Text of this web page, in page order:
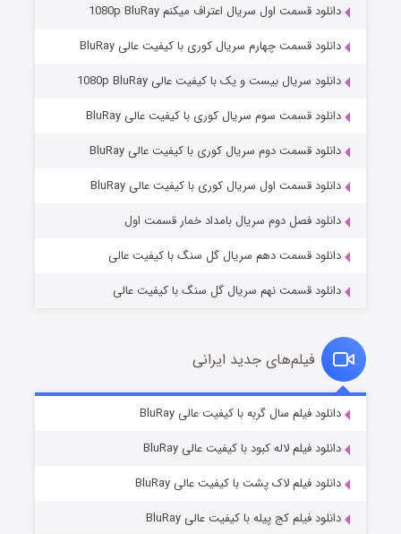
مردگان متحرک: شهر مرده ۳
قسمت۲ (زیرنویس) منتشر شد
قسمت۷ (زیرنویس) منتشر شد
دانلود قسمت اول سریال اعتراف میکنم 1080p BluRay
دانلود قسمت چهارم سریال کوری با کیفیت عالی BluRay
دانلود سریال بیست و یک با کیفیت عالی 1080p BluRay
دانلود قسمت سوم سریال کوری با کیفیت عالی BluRay
دانلود قسمت دوم سریال کوری با کیفیت عالی BluRay
دانلود قسمت اول سریال کوری با کیفیت عالی BluRay
دانلود فصل دوم سریال بامداد خمار قسمت اول
دانلود قسمت دهم سریال گل سنگ با کیفیت عالی
دانلود قسمت نهم سریال گل سنگ با کیفیت عالی
فیلم‌های جدید ایرانی
دانلود فیلم سال گربه با کیفیت عالی BluRay
دانلود فیلم لاله کبود با کیفیت عالی BluRay
دانلود فیلم لاک پشت با کیفیت عالی BluRay
دانلود فیلم کج‌ پیله با کیفیت عالی BluRay